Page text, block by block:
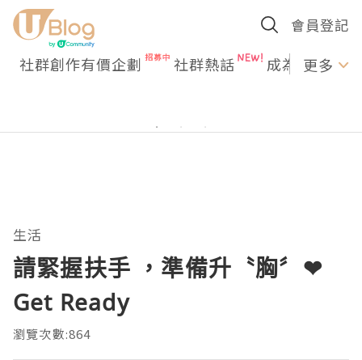
會員登記
社群創作有價企劃 社群熱話 成為U更多
生活
請緊握扶手 ，準備升〝胸〞❤
Get Ready
瀏覽次數:864